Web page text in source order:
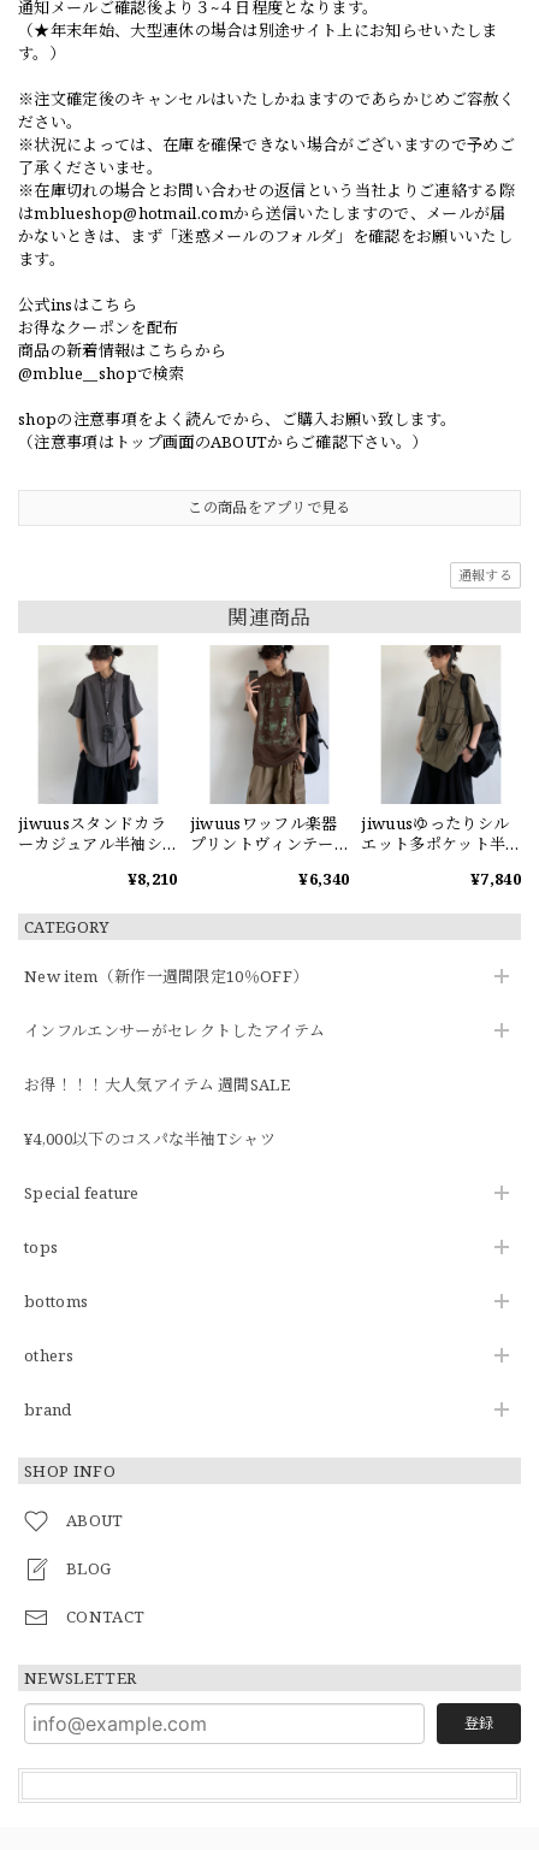
CATEGORY
New item（新作一週間限定10％OFF）
インフルエンサーがセレクトしたアイテム
お得！！！大人気アイテム 週間SALE
¥4,000以下のコスパな半袖Tシャツ
Special feature
tops
bottoms
others
brand
SHOP INFO
ABOUT
BLOG
CONTACT
NEWSLETTER
登録
通知メールご確認後より３~４日程度となります。
（★年末年始、大型連休の場合は別途サイト上にお知らせいたしま
す。）
※注文確定後のキャンセルはいたしかねますのであらかじめご容赦く
ださい。
※状況によっては、在庫を確保できない場合がございますので予めご
了承くださいませ。
※在庫切れの場合とお問い合わせの返信という当社よりご連絡する際
はmblueshop@hotmail.comから送信いたしますので、メールが届
かないときは、まず「迷惑メールのフォルダ」を確認をお願いいたし
ます。
公式insはこちら
お得なクーポンを配布
商品の新着情報はこちらから
@mblue__shopで検索
shopの注意事項をよく読んでから、ご購入お願い致します。
（注意事項はトップ画面のABOUTからご確認下さい。）
この商品をアプリで見る
通報する
関連商品
jiwuusスタンドカラ
ーカジュアル半袖シ
¥8,210
jiwuusワッフル楽器
プリントヴィンテー
¥6,340
jiwuusゆったりシル
エット多ポケット半
¥7,840